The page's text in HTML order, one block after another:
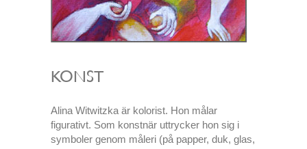
KONST
Alina Witwitzka är kolorist. Hon målar
figurativt. Som konstnär uttrycker hon sig i
symboler genom måleri (på papper, duk, glas,